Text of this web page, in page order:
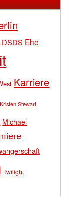
DSDS Ehe
Karriere
Kristen Stewart
Michael
Twilight